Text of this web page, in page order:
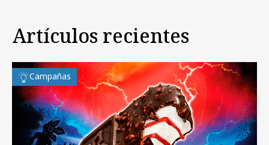
Artículos recientes
Campañas